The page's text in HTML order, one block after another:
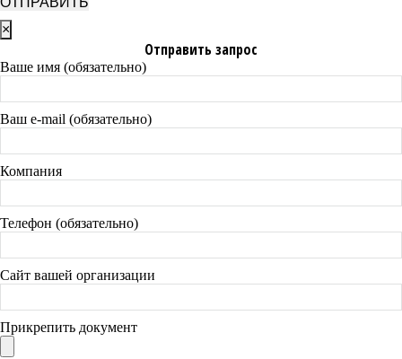
×
Отправить запрос
Ваше имя (обязательно)
Ваш e-mail (обязательно)
Компания
Телефон (обязательно)
Сайт вашей организации
Прикрепить документ